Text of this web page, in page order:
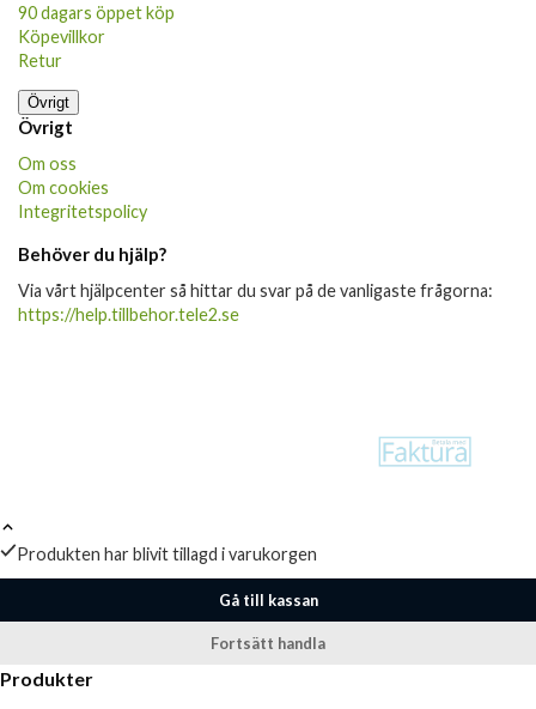
90 dagars öppet köp
Köpevillkor
Retur
Övrigt
Övrigt
Om oss
Om cookies
Integritetspolicy
Behöver du hjälp?
Via vårt hjälpcenter så hittar du svar på de vanligaste frågorna:
https://help.tillbehor.tele2.se
Produkten har blivit tillagd i varukorgen
Gå till kassan
Fortsätt handla
Produkter